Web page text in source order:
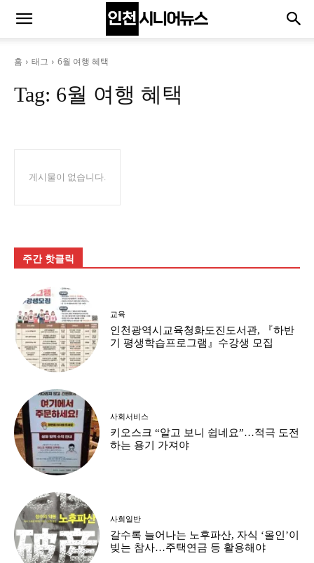
홈 태그 6월 여행 혜택
Tag: 6월 여행 혜택
게시물이 없습니다.
주간 핫클릭
교육
인천광역시교육청화도진도서관, 『하반
기 평생학습프로그램』수강생 모집
사회서비스
키오스크 “알고 보니 쉽네요”…적극 도전
하는 용기 가져야
사회일반
갈수록 늘어나는 노후파산, 자식 ‘올인’이
빚는 참사…주택연금 등 활용해야